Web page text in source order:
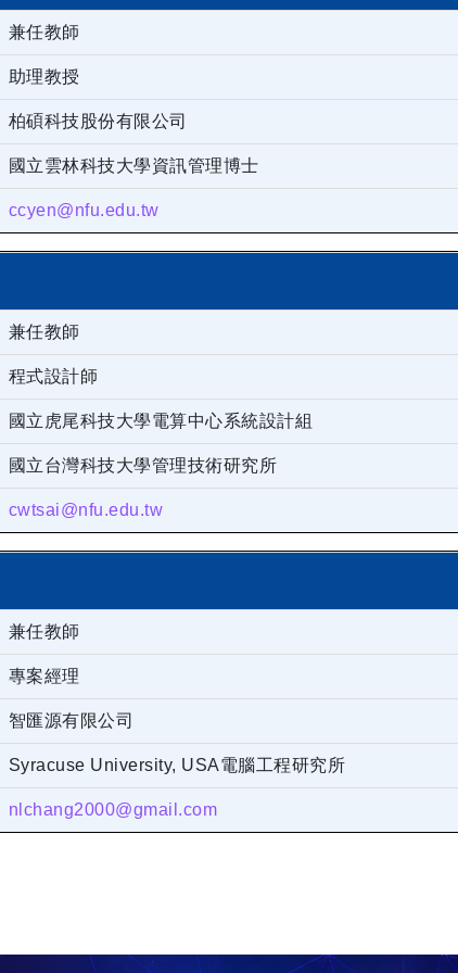
兼任教師
助理教授
柏碩科技股份有限公司
國立雲林科技大學資訊管理博士
ccyen@nfu.edu.tw
兼任教師
程式設計師
國立虎尾科技大學電算中心系統設計組
國立台灣科技大學管理技術研究所
cwtsai@nfu.edu.tw
兼任教師
專案經理
智匯源有限公司
Syracuse University, USA電腦工程研究所
nlchang2000@gmail.com